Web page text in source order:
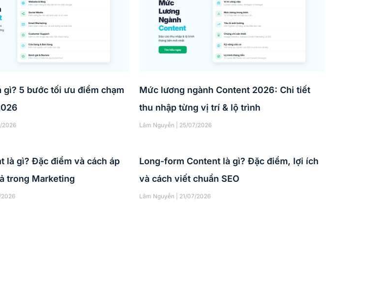
gì? 5 bước tối ưu điểm chạm
2026
Mức lương ngành Content 2026: Chi tiết
thu nhập từng vị trí & lộ trình
Lâm Nguyễn 25/07/2026
là gì? Đặc điểm và cách áp
trong Marketing
2026
Long-form Content là gì? Đặc điểm, lợi ích
và cách viết chuẩn SEO
Lâm Nguyễn 21/07/2026